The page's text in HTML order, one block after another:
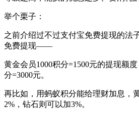
举个栗子：
之前介绍过不过支付宝免费提现的法
免费提现——
黄金会员1000积分=1500元的提现额
分=3000元。
再比如，用蚂蚁积分能给理财加息，
2%，钻石则可以加3%。